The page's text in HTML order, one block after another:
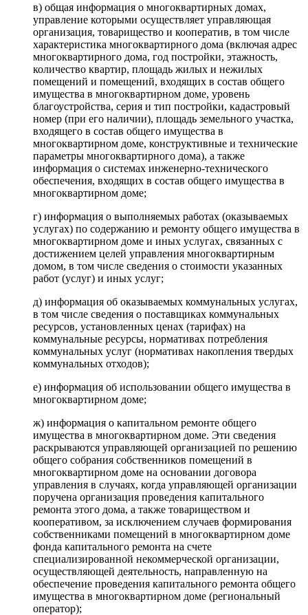
в) общая информация о многоквартирных домах,
управление которыми осуществляет управляющая
организация, товарищество и кооператив, в том числе
характеристика многоквартирного дома (включая адрес
многоквартирного дома, год постройки, этажность,
количество квартир, площадь жилых и нежилых
помещений и помещений, входящих в состав общего
имущества в многоквартирном доме, уровень
благоустройства, серия и тип постройки, кадастровый
номер (при его наличии), площадь земельного участка,
входящего в состав общего имущества в
многоквартирном доме, конструктивные и технические
параметры многоквартирного дома), а также
информация о системах инженерно-технического
обеспечения, входящих в состав общего имущества в
многоквартирном доме;
г) информация о выполняемых работах (оказываемых
услугах) по содержанию и ремонту общего имущества в
многоквартирном доме и иных услугах, связанных с
достижением целей управления многоквартирным
домом, в том числе сведения о стоимости указанных
работ (услуг) и иных услуг;
д) информация об оказываемых коммунальных услугах,
в том числе сведения о поставщиках коммунальных
ресурсов, установленных ценах (тарифах) на
коммунальные ресурсы, нормативах потребления
коммунальных услуг (нормативах накопления твердых
коммунальных отходов);
е) информация об использовании общего имущества в
многоквартирном доме;
ж) информация о капитальном ремонте общего
имущества в многоквартирном доме. Эти сведения
раскрываются управляющей организацией по решению
общего собрания собственников помещений в
многоквартирном доме на основании договора
управления в случаях, когда управляющей организации
поручена организация проведения капитального
ремонта этого дома, а также товариществом и
кооперативом, за исключением случаев формирования
собственниками помещений в многоквартирном доме
фонда капитального ремонта на счете
специализированной некоммерческой организации,
осуществляющей деятельность, направленную на
обеспечение проведения капитального ремонта общего
имущества в многоквартирном доме (региональный
оператор);